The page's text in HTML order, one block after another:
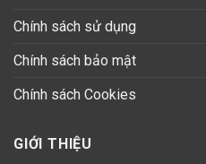
Chính sách sử dụng
Chính sách bảo mật
Chính sách Cookies
GIỚI THIỆU